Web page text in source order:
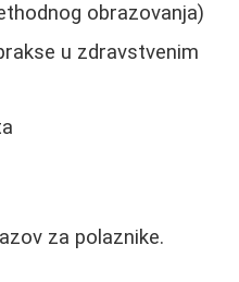
obrazovanja)
u zdravstvenim
za polaznike.